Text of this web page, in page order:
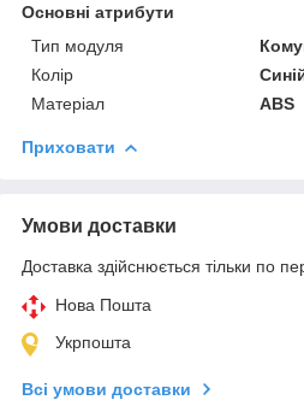
Основні атрибути
Тип модуля
Колір
Матеріал
ABS
Приховати
Умови доставки
Доставка здійснюється тільки по
Нова Пошта
Укрпошта
Всі умови доставки